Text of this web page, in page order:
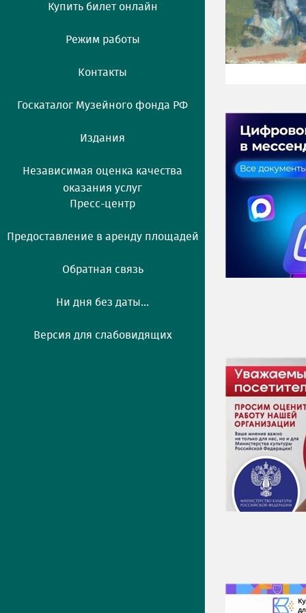
Купить билет онлайн
Режим работы
Контакты
Госкаталог Музейного фонда РФ
Издания
Независимая оценка качества
оказания услуг
Пресс-центр
Предоставление в аренду площадей
Обратная связь
Ни дня без даты...
Версия для слабовидящих